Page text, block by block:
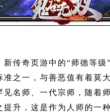
新传奇页游中的“师德等
准之一，与善恶值有着莫
见名师、一代宗师，随着
提升，这是作为人师的一